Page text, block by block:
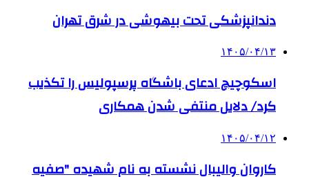
دندانپزشکی تحت بیهوشی در شرق تهران
۱۴۰۵/۰۴/۱۳
اسکوچیچ ادعای باشگاه پرسپولیس را تکذیب
کرد/ دلایل منتفی شدن همکاری
۱۴۰۵/۰۴/۱۲
کاروان والیبال نشسته به نام شهیده "صفیه